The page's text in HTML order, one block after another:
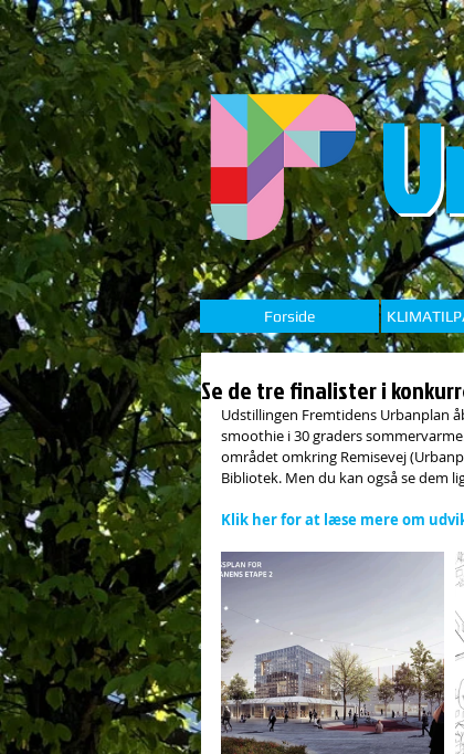
Forside
Se de tre finalister i
Udstillingen Fremtidens Urbanplan
smoothie i 30 graders
området omkring Remisevej
Bibliotek. Men du kan også se dem
Klik her for at læse mere om